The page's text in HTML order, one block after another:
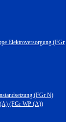
Elektroversorgung (FGr
(FGr N)
(A) (FGr WP (A))